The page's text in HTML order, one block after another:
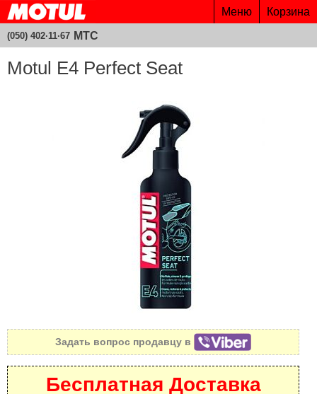
Motul E4 Perfect Seat
Задать вопрос продавцу в
Бесплатная Доставка
Меню Корзина
(050) 402·11·67 МТС